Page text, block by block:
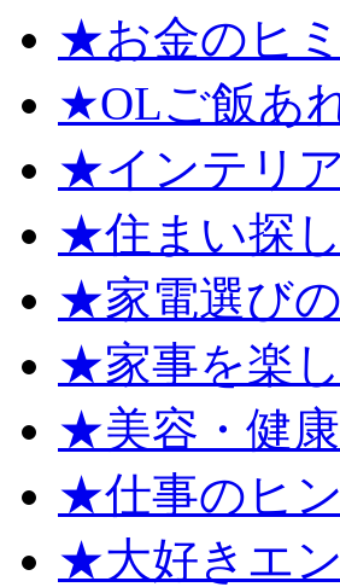
★お金のヒ
★OLご飯あ
★インテリ
★住まい探
★家電選び
★家事を楽
★美容・健
★仕事のヒ
★大好きエ